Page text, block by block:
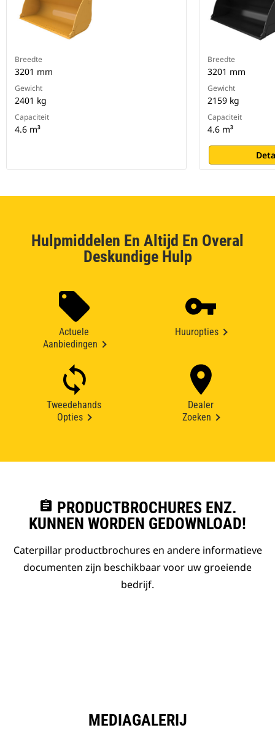
Breedte
3201 mm
Gewicht
2401 kg
Capaciteit
4.6 m³
Breedte
3201 mm
Gewicht
2159 kg
Capaciteit
4.6 m³
Hulpmiddelen En Altijd En Overal
Deskundige Hulp
Actuele
Aanbiedingen
Huuropties
Tweedehands
Opties
Dealer
Zoeken
assignment PRODUCTBROCHURES ENZ.
KUNNEN WORDEN GEDOWNLOAD!
Caterpillar productbrochures en andere informatieve
documenten zijn beschikbaar voor uw groeiende
bedrijf.
MEDIAGALERIJ